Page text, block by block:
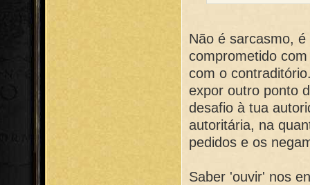
Não é sarcasmo,
comprometido
com o
expor outro ponto
desafio à tua
autoritária, na
pedidos e os
Saber 'ouvir' nos